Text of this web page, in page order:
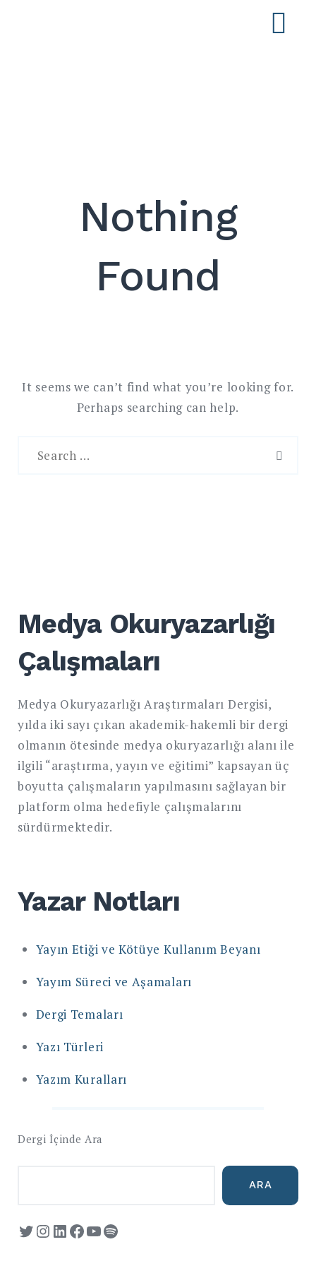
Nothing
Found
It seems we can’t find what you’re looking for.
Perhaps searching can help.
Medya Okuryazarlığı
Çalışmaları
Medya Okuryazarlığı Araştırmaları Dergisi,
yılda iki sayı çıkan akademik-hakemli bir dergi
olmanın ötesinde medya okuryazarlığı alanı ile
ilgili “araştırma, yayın ve eğitimi” kapsayan üç
boyutta çalışmaların yapılmasını sağlayan bir
platform olma hedefiyle çalışmalarını
sürdürmektedir.
Yazar Notları
Yayın Etiği ve Kötüye Kullanım Beyanı
Yayım Süreci ve Aşamaları
Dergi Temaları
Yazı Türleri
Yazım Kuralları
Dergi İçinde Ara
ARA
Twitter
Instagram
LinkedIn
Facebook
YouTube
Spotify